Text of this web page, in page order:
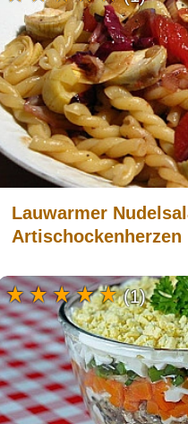
Lauwarmer
Artischockenherzen
(1)